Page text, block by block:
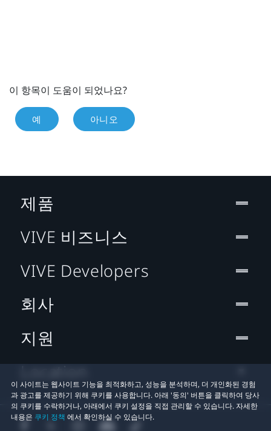
이 항목이 도움이 되었나요?
예 아니오
이 사이트는 웹사이트 기능을 최적화하고, 성능을 분석하며, 더 개인화된 경험
과 광고를 제공하기 위해 쿠키를 사용합니다. 아래 '동의' 버튼을 클릭하여 당사
의 쿠키를 수락하거나, 아래에서 쿠키 설정을 직접 관리할 수 있습니다. 자세한
내용은 쿠키 정책 에서 확인하실 수 있습니다.
제품
VIVE 비즈니스
VIVE Developers
회사
지원
Location